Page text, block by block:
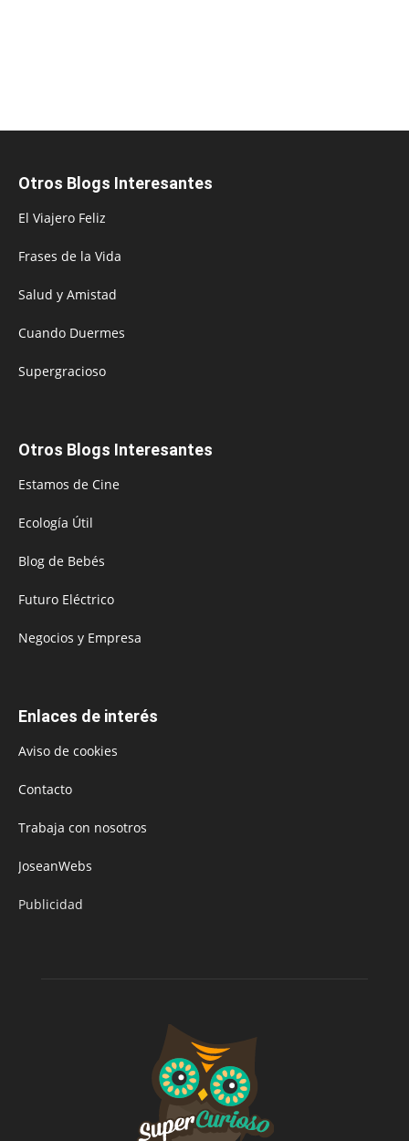
Otros Blogs Interesantes
El Viajero Feliz
Frases de la Vida
Salud y Amistad
Cuando Duermes
Supergracioso
Otros Blogs Interesantes
Estamos de Cine
Ecología Útil
Blog de Bebés
Futuro Eléctrico
Negocios y Empresa
Enlaces de interés
Aviso de cookies
Contacto
Trabaja con nosotros
JoseanWebs
Publicidad